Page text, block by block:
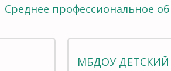
Среднее профессиональное
МБДОУ